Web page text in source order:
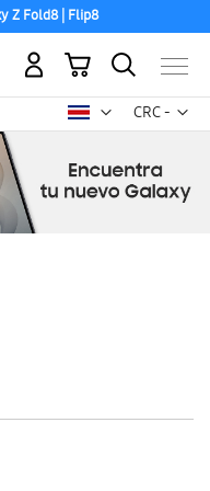
Z Fold8 | Flip8
CRC -
colón
Mi carrito